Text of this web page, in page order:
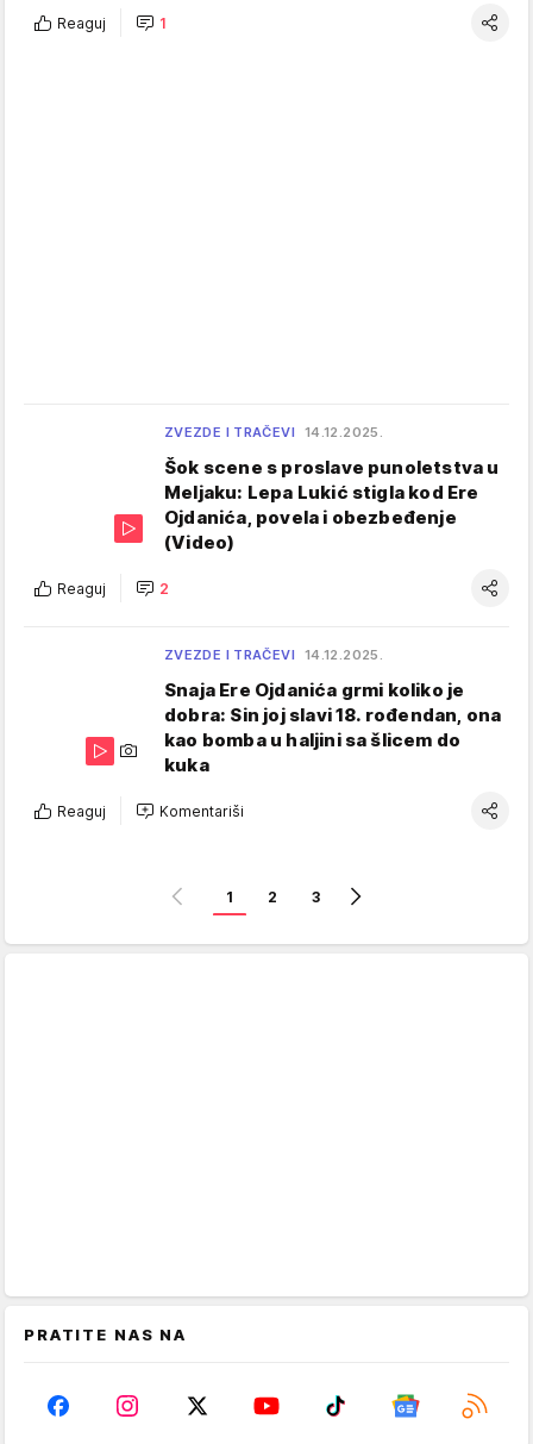
Reaguj 1
ZVEZDE I TRAČEVI 14.12.2025.
Šok scene s proslave punoletstva u
Meljaku: Lepa Lukić stigla kod Ere
Ojdanića, povela i obezbeđenje
(Video)
Reaguj 2
ZVEZDE I TRAČEVI 14.12.2025.
Snaja Ere Ojdanića grmi koliko je
dobra: Sin joj slavi 18. rođendan, ona
kao bomba u haljini sa šlicem do
kuka
Reaguj Komentariši
1 2 3
PRATITE NAS NA